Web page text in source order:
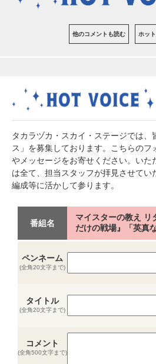
他のコメントも読む ホッ
タカラヅカ・スカイ・ステージでは、
ス」を募集しております。こちらのフ
やメッセージをお寄せください。いた
は全て、担当スタッフが拝見させてい
編成等に活かして参ります。
番組名
マイスターの教え リ
だけの戦場』「英真
ペンネーム
(全角20文字まで)
タイトル
(全角20文字まで)
コメント
(全角500文字まで)